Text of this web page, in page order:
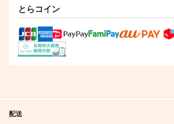
とらコイン
配送